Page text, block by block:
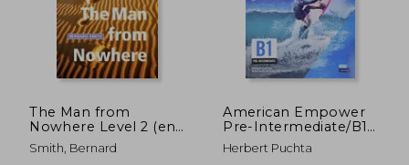
45% 45%
The Man from
Nowhere Level 2 (en
Inglés)
Smith, Bernard
American Empower
Pre-Intermediate/B1
Student's Book with
Digital Pack (en
Herbert Puchta